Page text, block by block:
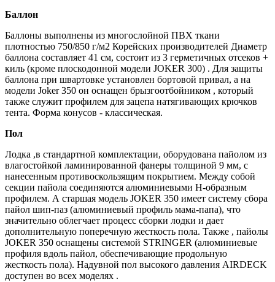
Баллон
Баллоны выполнены из многослойной ПВХ ткани
плотностью 750/850 г/м2 Корейских производителей Диаметр
баллона составляет 41 см, состоит из 3 герметичных отсеков +
киль (кроме плоскодонной модели JOKER 300) . Для защиты
баллона при швартовке установлен бортовой привал, а на
модели Joker 350 он оснащен брызгоотбойником , который
также служит профилем для зацепа натягивающих крючков
тента. Форма конусов - классическая.
Пол
Лодка ,в стандартной комплектации, оборудована пайолом из
влагостойкой ламинированной фанеры толщиной 9 мм, с
нанесенным противоскользящим покрытием. Между собой
секции пайола соединяются алюминиевыми Н-образным
профилем. А старшая модель JOKER 350 имеет систему сбора
пайол шип-паз (алюминиевый профиль мама-папа), что
значительно облегчает процесс сборки лодки и дает
дополнительную поперечную жесткость пола. Также , пайолы
JOKER 350 оснащены системой STRINGER (алюминиевые
профиля вдоль пайол, обеспечивающие продольную
жесткость пола). Надувной пол высокого давления AIRDECK
доступен во всех моделях .